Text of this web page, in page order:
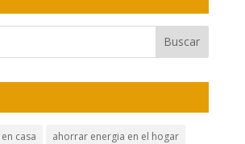
casa
ahorrar energia en el hogar